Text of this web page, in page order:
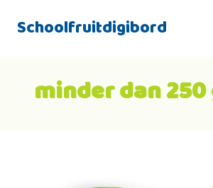
Schoolfruitdigibord
minder dan